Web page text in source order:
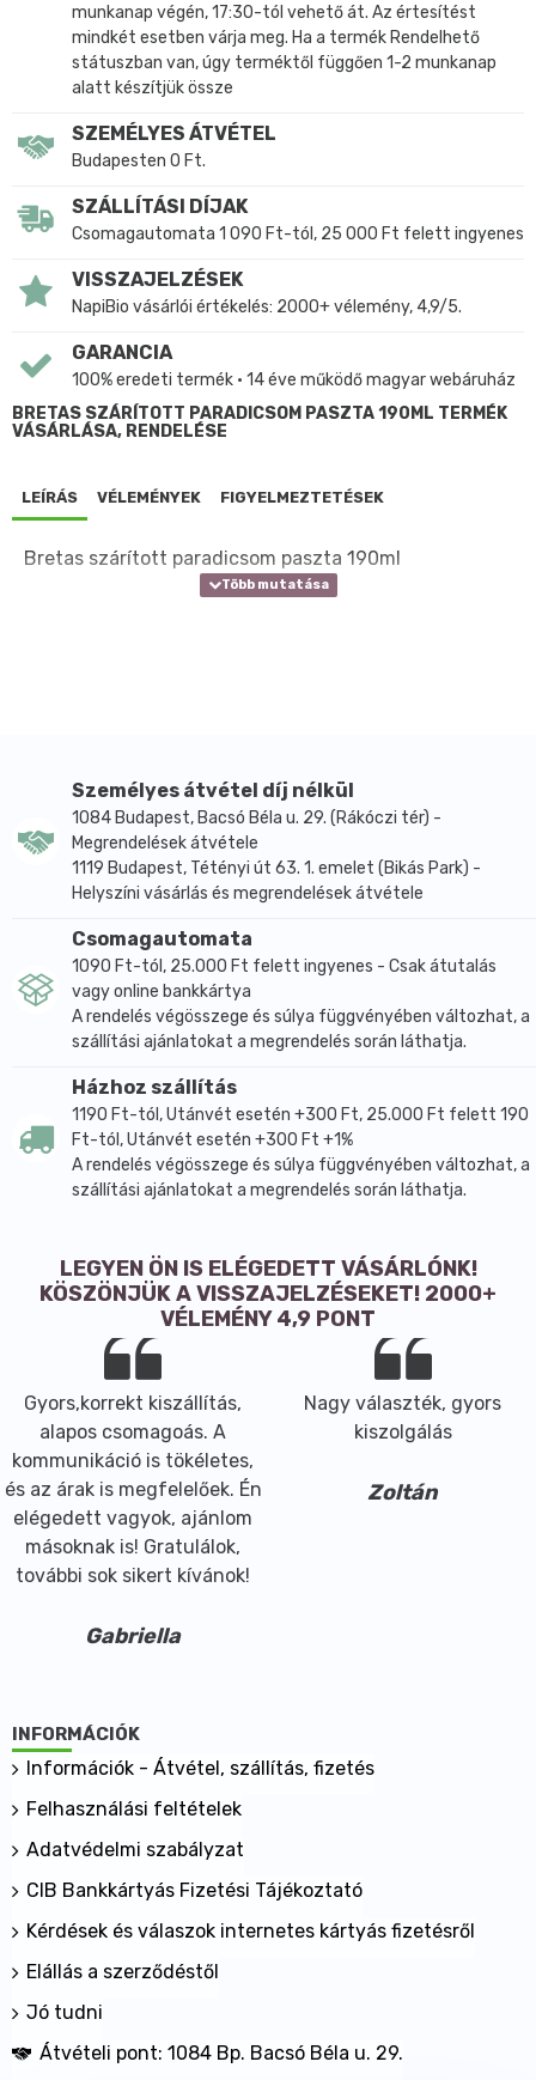
munkanap végén, 17:30-tól vehető át. Az értesítést
mindkét esetben várja meg. Ha a termék Rendelhető
státuszban van, úgy terméktől függően 1-2 munkanap
alatt készítjük össze
SZEMÉLYES ÁTVÉTEL
Budapesten 0 Ft.
SZÁLLÍTÁSI DÍJAK
Csomagautomata 1 090 Ft-tól, 25 000 Ft felett ingyenes
VISSZAJELZÉSEK
NapiBio vásárlói értékelés: 2000+ vélemény, 4,9/5.
GARANCIA
100% eredeti termék • 14 éve működő magyar webáruház
BRETAS SZÁRÍTOTT PARADICSOM PASZTA 190ML TERMÉK
VÁSÁRLÁSA, RENDELÉSE
LEÍRÁS VÉLEMÉNYEK FIGYELMEZTETÉSEK
Bretas szárított paradicsom paszta 190ml
Személyes átvétel díj nélkül
1084 Budapest, Bacsó Béla u. 29. (Rákóczi tér) -
Megrendelések átvétele
1119 Budapest, Tétényi út 63. 1. emelet (Bikás Park) -
Helyszíni vásárlás és megrendelések átvétele
Csomagautomata
1090 Ft-tól, 25.000 Ft felett ingyenes - Csak átutalás
vagy online bankkártya
A rendelés végösszege és súlya függvényében változhat, a
szállítási ajánlatokat a megrendelés során láthatja.
Házhoz szállítás
1190 Ft-tól, Utánvét esetén +300 Ft, 25.000 Ft felett 190
Ft-tól, Utánvét esetén +300 Ft +1%
A rendelés végösszege és súlya függvényében változhat, a
szállítási ajánlatokat a megrendelés során láthatja.
LEGYEN ÖN IS ELÉGEDETT VÁSÁRLÓNK!
KÖSZÖNJÜK A VISSZAJELZÉSEKET! 2000+
VÉLEMÉNY 4,9 PONT
Gyors,korrekt kiszállítás,
alapos csomagoás. A
kommunikáció is tökéletes,
és az árak is megfelelőek. Én
elégedett vagyok, ajánlom
másoknak is! Gratulálok,
további sok sikert kívánok!
Gabriella
Nagy választék, gyors
kiszolgálás
Zoltán
INFORMÁCIÓK
Információk - Átvétel, szállítás, fizetés
Felhasználási feltételek
Adatvédelmi szabályzat
CIB Bankkártyás Fizetési Tájékoztató
Kérdések és válaszok internetes kártyás fizetésről
Elállás a szerződéstől
Jó tudni
Átvételi pont: 1084 Bp. Bacsó Béla u. 29.